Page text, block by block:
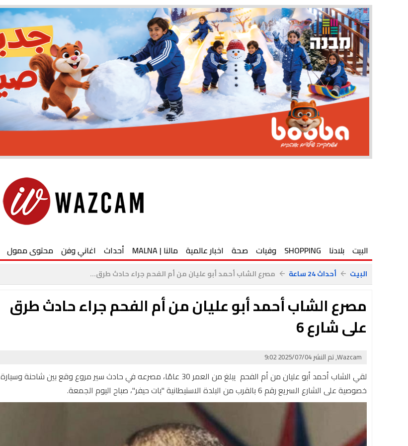
البيت بلادنا SHOPPING وفيات صحة اخبار عالمية مالنا | MALNA أحداث اغاني وفن محتوى ممول
البيت arrow_back أحداث 24 ساعة arrow_back مصرع الشاب أحمد أبو عليان من أم الفحم جراء حادث طرق...
مصرع الشاب أحمد أبو عليان من أم الفحم جراء حادث طرق
على شارع 6
Wazcam, تم النشر 2025/07/04 9:02
لقي الشاب أحمد أبو عليان من أم الفحم يبلغ من العمر 30 عامًا، مصرعه في حادث سير مروع وقع بين شاحنة وسيارة
خصوصية على الشارع السريع رقم 6 بالقرب من البلدة الاستيطانية "بات حيفر"، صباح اليوم الجمعة.